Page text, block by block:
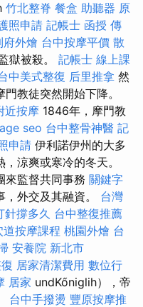
竹北整脊 餐盒 助聽器 原
照申請 記帳士 函授 傳
府外燴 台中按摩平價 散
獄被殺。 記帳士 線上課
中美式整復 后里推拿 然
教徒突然開始下降。
近按摩 1846年，摩門教
seo 台中整骨神醫 記
申請 伊利諾伊州的大多
涼爽或寒冷的冬天。
來監督共同事務 關鍵字
，外交及其融資。 台灣
針撐多久 台中整復推薦
道按摩課程 桃園外燴 台
安養院 新北市
居家清潔費用 數位行
居家 undKőniglih），帝
台中手撥燙 豐原按摩推